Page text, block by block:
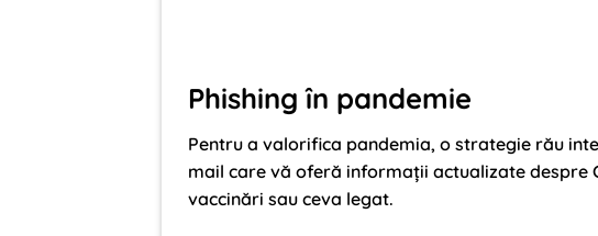
Phishing în pandemie
Pentru a valorifica pandemia, o strategie rău
mail care vă oferă informații actualizate despre
vaccinări sau ceva legat.